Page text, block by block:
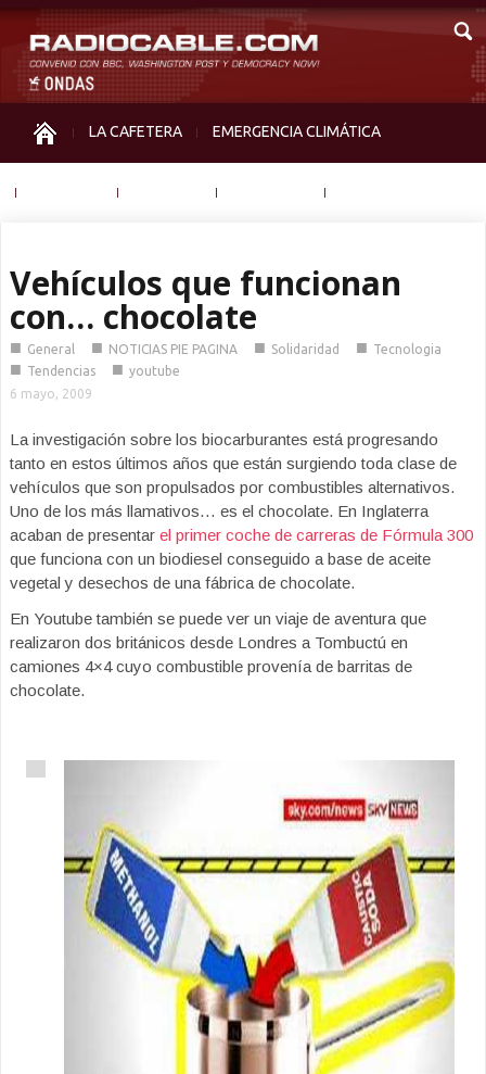
LA CAFETERA EMERGENCIA CLIMÁTICA
Vehículos que funcionan
con… chocolate
■ General ■ NOTICIAS PIE PAGINA ■ Solidaridad ■ Tecnologia
■ Tendencias ■ youtube
6 mayo, 2009
La investigación sobre los biocarburantes está progresando
tanto en estos últimos años que están surgiendo toda clase de
vehículos que son propulsados por combustibles alternativos.
Uno de los más llamativos… es el chocolate. En Inglaterra
acaban de presentar el primer coche de carreras de Fórmula 300
que funciona con un biodiesel conseguido a base de aceite
vegetal y desechos de una fábrica de chocolate.
En Youtube también se puede ver un viaje de aventura que
realizaron dos británicos desde Londres a Tombuctú en
camiones 4×4 cuyo combustible provenía de barritas de
chocolate.